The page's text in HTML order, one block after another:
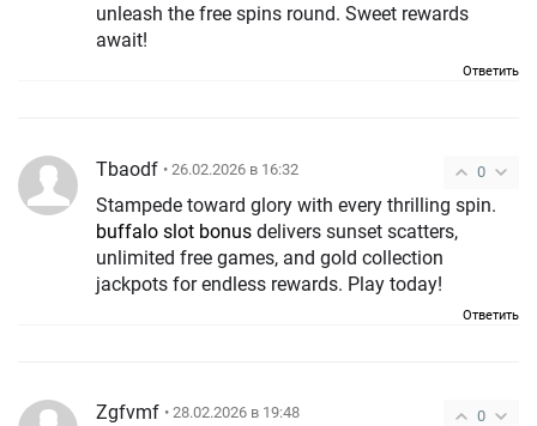
unleash the free spins round. Sweet rewards
await!
Ответить
0
Tbaodf • 26.02.2026 в 16:32
Stampede toward glory with every thrilling spin.
buffalo slot bonus delivers sunset scatters,
unlimited free games, and gold collection
jackpots for endless rewards. Play today!
Ответить
0
Zgfvmf • 28.02.2026 в 19:48